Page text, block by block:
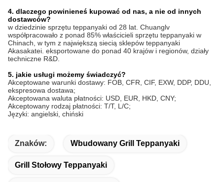
4. dlaczego powinieneś kupować od nas, a nie od innych
dostawców?
w dziedzinie sprzętu teppanyaki od 28 lat. Chuanglv
współpracowało z ponad 85% właścicieli sprzętu teppanyaki w
Chinach, w tym z największą siecią sklepów teppanyaki
Akasakatei. eksportowane do ponad 40 krajów i regionów, działy
techniczne R&D.
5. jakie usługi możemy świadczyć?
Akceptowane warunki dostawy: FOB, CFR, CIF, EXW, DDP, DDU,
ekspresowa dostawa;
Akceptowana waluta płatności: USD, EUR, HKD, CNY;
Akceptowany rodzaj płatności: T/T, L/C;
Języki: angielski, chiński
Znaków: Wbudowany Grill Teppanyaki
Grill Stołowy Teppanyaki